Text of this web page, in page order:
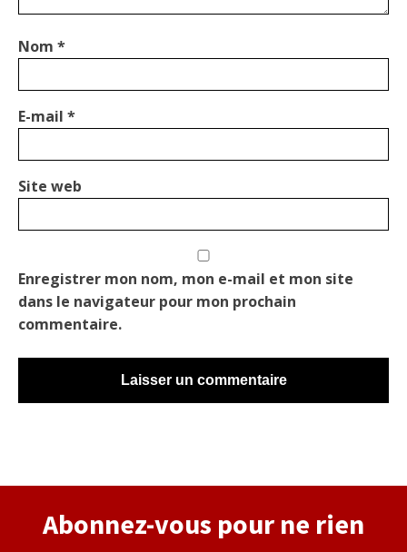
Nom *
E-mail *
Site web
Enregistrer mon nom, mon e-mail et mon site
dans le navigateur pour mon prochain
commentaire.
Abonnez-vous pour ne rien